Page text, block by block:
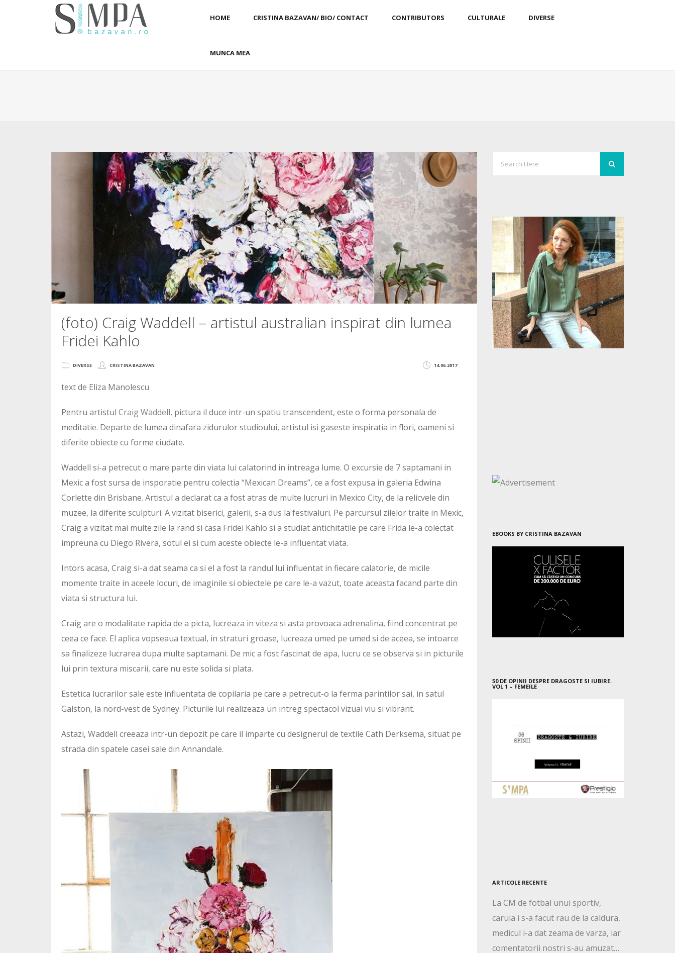
HOME CRISTINA BAZAVAN/ BIO/ CONTACT CONTRIBUTORS CULTURALE DIVERSE
MUNCA MEA
(foto) Craig Waddell – artistul australian inspirat din lumea
Fridei Kahlo
14.06.2017
DIVERSE CRISTINA BAZAVAN
text de Eliza Manolescu
Pentru artistul Craig Waddell, pictura il duce intr-un spatiu transcendent, este o forma personala de
meditatie. Departe de lumea dinafara zidurulor studioului, artistul isi gaseste inspiratia in flori, oameni si
diferite obiecte cu forme ciudate.
Waddell si-a petrecut o mare parte din viata lui calatorind in intreaga lume. O excursie de 7 saptamani in
Mexic a fost sursa de insporatie pentru colectia “Mexican Dreams”, ce a fost expusa in galeria Edwina
Corlette din Brisbane. Artistul a declarat ca a fost atras de multe lucruri in Mexico City, de la relicvele din
muzee, la diferite sculpturi. A vizitat biserici, galerii, s-a dus la festivaluri. Pe parcursul zilelor traite in Mexic,
Craig a vizitat mai multe zile la rand si casa Fridei Kahlo si a studiat antichitatile pe care Frida le-a colectat
impreuna cu Diego Rivera, sotul ei si cum aceste obiecte le-a influentat viata.
Intors acasa, Craig si-a dat seama ca si el a fost la randul lui influentat in fiecare calatorie, de micile
momente traite in aceele locuri, de imaginile si obiectele pe care le-a vazut, toate aceasta facand parte din
viata si structura lui.
Craig are o modalitate rapida de a picta, lucreaza in viteza si asta provoaca adrenalina, fiind concentrat pe
ceea ce face. El aplica vopseaua textual, in straturi groase, lucreaza umed pe umed si de aceea, se intoarce
sa finalizeze lucrarea dupa multe saptamani. De mic a fost fascinat de apa, lucru ce se observa si in picturile
lui prin textura miscarii, care nu este solida si plata.
Estetica lucrarilor sale este influentata de copilaria pe care a petrecut-o la ferma parintilor sai, in satul
Galston, la nord-vest de Sydney. Picturile lui realizeaza un intreg spectacol vizual viu si vibrant.
Astazi, Waddell creeaza intr-un depozit pe care il imparte cu designerul de textile Cath Derksema, situat pe
strada din spatele casei sale din Annandale.
EBOOKS BY CRISTINA BAZAVAN
50 DE OPINII DESPRE DRAGOSTE SI IUBIRE.
VOL 1 – FEMEILE
ARTICOLE RECENTE
La CM de fotbal unui sportiv,
caruia i s-a facut rau de la caldura,
medicul i-a dat zeama de varza, iar
comentatorii nostri s-au amuzat…